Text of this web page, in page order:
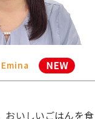
おいしいごはんを食